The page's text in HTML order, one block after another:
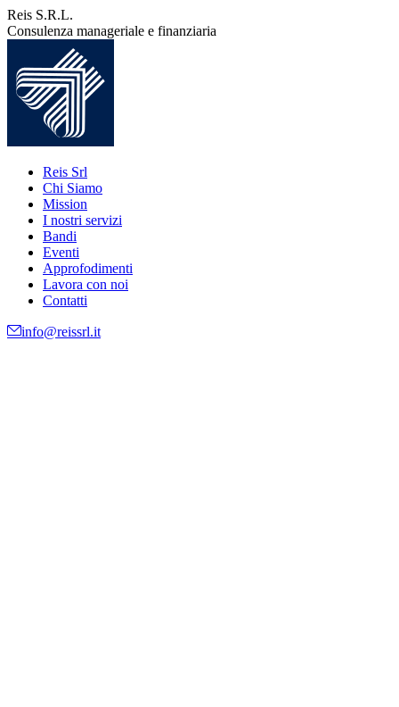
Vai
ai
Reis S.R.L.
Consulenza manageriale e finanziaria
Reis Srl
Chi Siamo
Mission
I nostri servizi
Bandi
Eventi
Approfodimenti
Lavora con noi
Contatti
info@reissrl.it